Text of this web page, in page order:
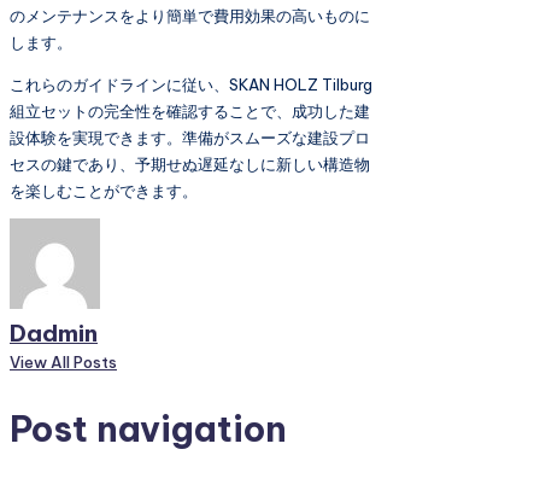
のメンテナンスをより簡単で費用効果の高いものに
します。
これらのガイドラインに従い、SKAN HOLZ Tilburg
組立セットの完全性を確認することで、成功した建
設体験を実現できます。準備がスムーズな建設プロ
セスの鍵であり、予期せぬ遅延なしに新しい構造物
を楽しむことができます。
Dadmin
View All Posts
Post navigation